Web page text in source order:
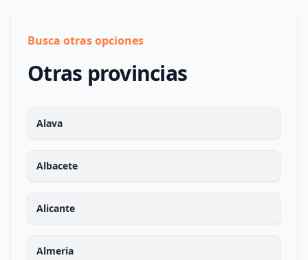
Busca otras opciones
Otras provincias
Alava
Albacete
Alicante
Almeria